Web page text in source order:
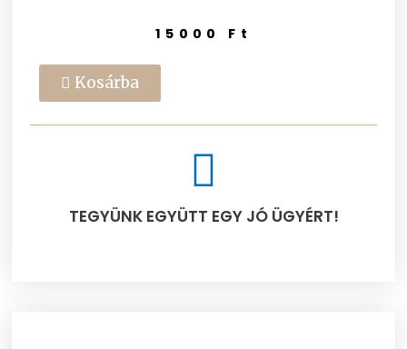
15000 Ft
Kosárba
TEGYÜNK EGYÜTT EGY JÓ ÜGYÉRT!​